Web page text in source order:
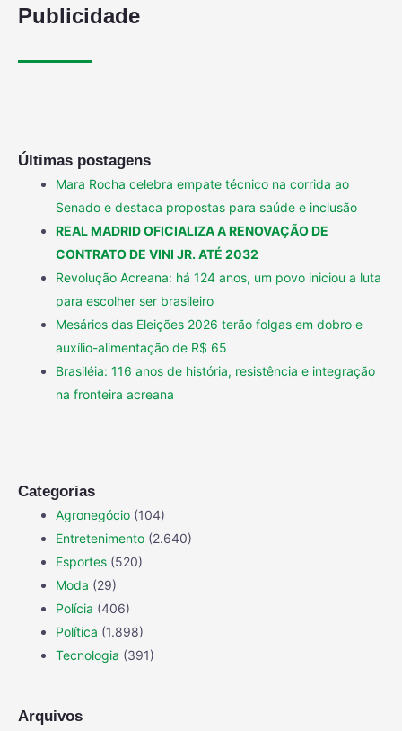
Publicidade
Últimas postagens
Mara Rocha celebra empate técnico na corrida ao
Senado e destaca propostas para saúde e inclusão
REAL MADRID OFICIALIZA A RENOVAÇÃO DE
CONTRATO DE VINI JR. ATÉ 2032
Revolução Acreana: há 124 anos, um povo iniciou a luta
para escolher ser brasileiro
Mesários das Eleições 2026 terão folgas em dobro e
auxílio-alimentação de R$ 65
Brasiléia: 116 anos de história, resistência e integração
na fronteira acreana
Categorias
Agronegócio (104)
Entretenimento (2.640)
Esportes (520)
Moda (29)
Polícia (406)
Política (1.898)
Tecnologia (391)
Arquivos